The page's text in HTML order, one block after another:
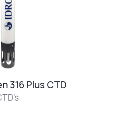
316 Plus CTD